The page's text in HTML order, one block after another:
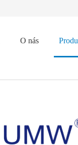
O nás